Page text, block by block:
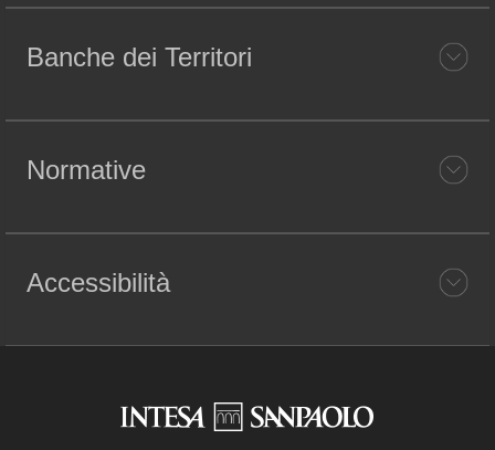
Banche dei Territori
Normative
Accessibilità